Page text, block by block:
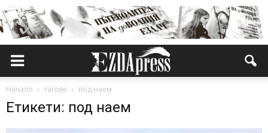
Начало тагове под наем
Етикети: под наем